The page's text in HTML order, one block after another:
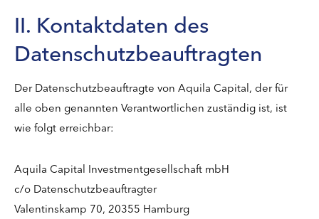
II. Kontaktdaten des
Datenschutzbeauftragten
Der Datenschutzbeauftragte von Aquila Capital, der für
alle oben genannten Verantwortlichen zuständig ist, ist
wie folgt erreichbar:
Aquila Capital Investmentgesellschaft mbH
c/o Datenschutzbeauftragter
Valentinskamp 70, 20355 Hamburg